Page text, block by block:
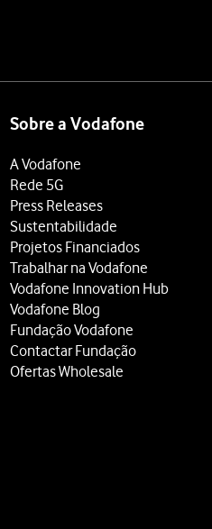
Sobre a Vodafone
A Vodafone
Rede 5G
Press Releases
Sustentabilidade
Projetos Financiados
Trabalhar na Vodafone
Vodafone Innovation Hub
Vodafone Blog
Fundação Vodafone
Contactar Fundação
Ofertas Wholesale